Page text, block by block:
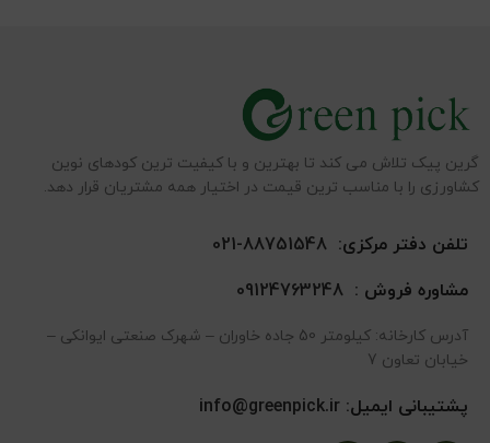
گرین پیک تلاش می کند تا بهترین و با کیفیت ترین کودهای نوین
کشاورزی را با مناسب ترین قیمت در اختیار همه مشتریان قرار دهد.
تلفن دفتر مرکزی:88751548-021
مشاوره فروش :09124763248
آدرس کارخانه: کیلومتر 50 جاده خاوران – شهرک صنعتی ایوانکی –
خیابان تعاون 7
پشتیبانی ایمیل:info@greenpick.ir